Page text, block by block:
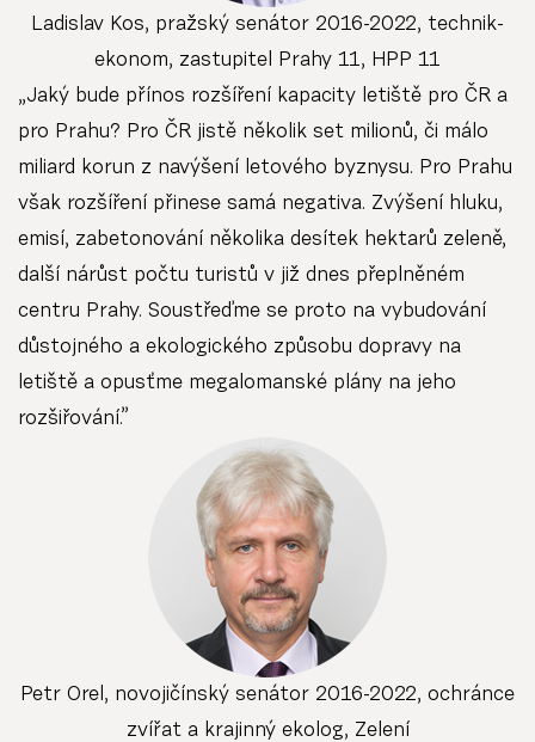
Ladislav Kos, pražský senátor 2016-2022, technik-
ekonom, zastupitel Prahy 11, HPP 11
„Jaký bude přínos rozšíření kapacity letiště pro ČR a
pro Prahu? Pro ČR jistě několik set milionů, či málo
miliard korun z navýšení letového byznysu. Pro Prahu
však rozšíření přinese samá negativa. Zvýšení hluku,
emisí, zabetonování několika desítek hektarů zeleně,
další nárůst počtu turistů v již dnes přeplněném
centru Prahy. Soustřeďme se proto na vybudování
důstojného a ekologického způsobu dopravy na
letiště a opusťme megalomanské plány na jeho
rozšiřování.”
Petr Orel, novojičínský senátor 2016-2022, ochránce
zvířat a krajinný ekolog, Zelení